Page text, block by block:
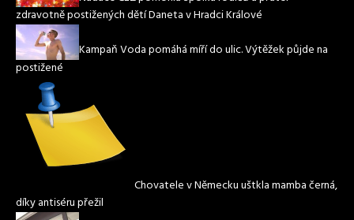
zdravotně postižených dětí Daneta v Hradci Králové
Kampaň Voda pomáhá míří do ulic. Výtěžek půjde na
postižené
Chovatele v Německu uštkla mamba černá,
díky antiséru přežil